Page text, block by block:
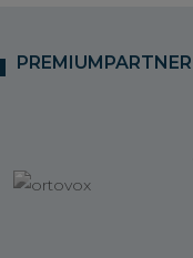
PREMIUMPARTNER